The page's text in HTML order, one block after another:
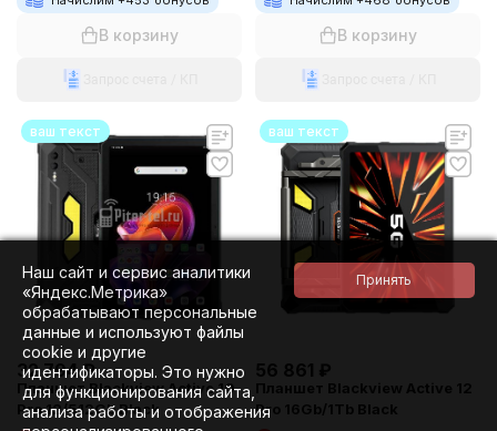
В корзину В корзину
ваш текст
32 794 ₽
Планшет Blackview Active 10
Pro 12/512Gb Black
ваш текст
56 861 ₽
Планшет Blackview Active 12
Pro 16Gb/1Tb Black
Наш сайт и сервис аналитики
«Яндекс.Метрика»
обрабатывают персональные
данные и используют файлы
cookie и другие
идентификаторы. Это нужно
для функционирования сайта,
анализа работы и отображения